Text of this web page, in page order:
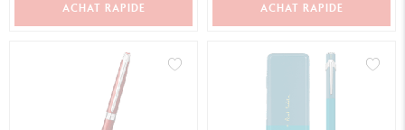
ACHAT RAPIDE ACHAT RAPIDE